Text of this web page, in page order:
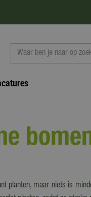
planten, maar niets is